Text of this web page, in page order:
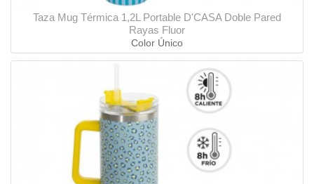
Taza Mug Térmica 1,2L Portable D'CASA Doble Pared
Rayas Fluor
Color Único